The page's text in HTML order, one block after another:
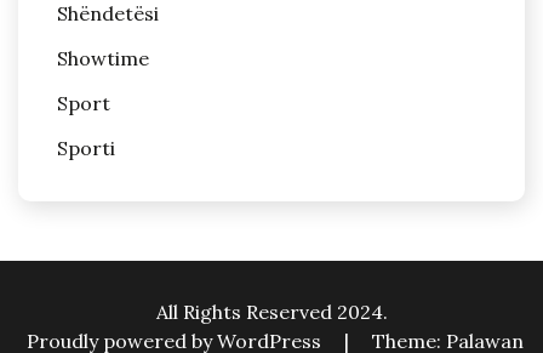
Shëndetësi
Showtime
Sport
Sporti
All Rights Reserved 2024.
Proudly powered by WordPress
| Theme: Palawan